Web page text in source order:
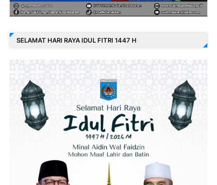
SELAMAT HARI RAYA IDUL FITRI 1447 H